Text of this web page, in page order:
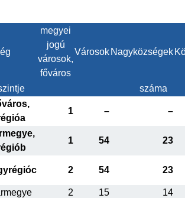
megyei
jogú
városok,
főváros
Városok Nagyközségek
száma
1 – –
1 54 23
2 54 23
2 15
14